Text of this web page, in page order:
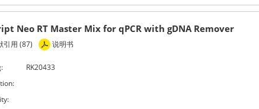
Neo RT Master Mix for qPCR with gDNA Remover
引用 (87) 说明书
RK20433